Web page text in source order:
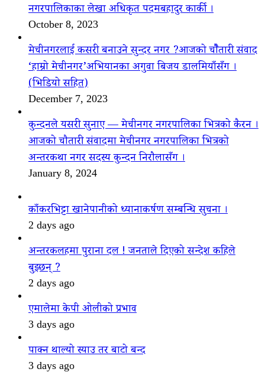
नगरपालिकाका लेखा अधिकृत पदमबहादुर कार्की ।
October 8, 2023
मेचीनगरलाई कसरी बनाउने सुन्दर नगर ?आजको चौैतारी संवाद
‘हाम्रो मेचीनगर’अभियानका अगुवा बिजय डालमियाँसँग ।
(भिडियो सहित)
December 7, 2023
कुन्दनले यसरी सुनाए — मेचीनगर नगरपालिका भित्रको कैरन ।
आजको चौतारी संवादमा मेचीनगर नगरपालिका भित्रको
अन्तरकथा नगर सदस्य कुन्दन निरौलासँग ।
January 8, 2024
काँकरभिट्टा खानेपानीको ध्यानाकर्षण सम्बन्धि सुचना ।
2 days ago
अन्तरकलहमा पुराना दल ! जनताले दिएको सन्देश कहिले
बुझ्छन् ?
2 days ago
एमालेमा केपी ओलीको प्रभाव
3 days ago
पाक्न थाल्यो स्याउ तर बाटो बन्द
3 days ago